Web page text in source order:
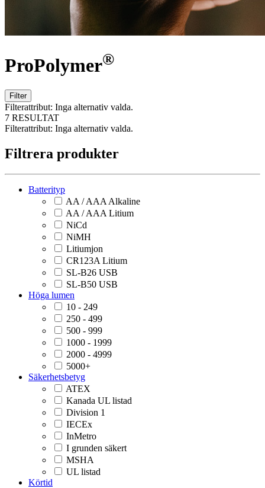
ProPolymer®
Filter
Filterattribut: Inga alternativ valda.
7 RESULTAT
Filterattribut: Inga alternativ valda.
Filtrera produkter
Batterityp
AA / AAA Alkaline
AA / AAA Litium
NiCd
NiMH
Litiumjon
CR123A Litium
SL-B26 USB
SL-B50 USB
Höga lumen
10 - 249
250 - 499
500 - 999
1000 - 1999
2000 - 4999
5000+
Säkerhetsbetyg
ATEX
Kanada UL listad
Division 1
IECEx
InMetro
I grunden säkert
MSHA
UL listad
Körtid